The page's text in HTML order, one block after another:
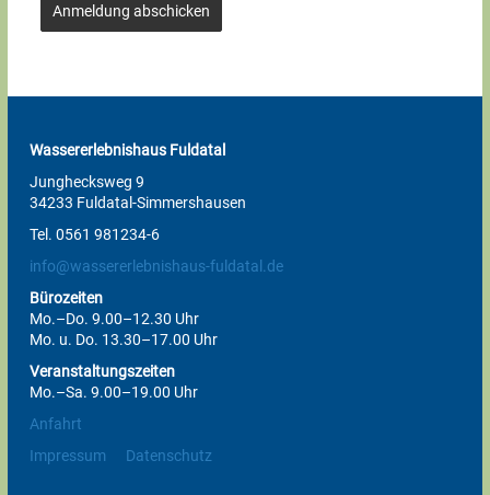
Anmeldung abschicken
Wassererlebnishaus Fuldatal
Junghecksweg 9
34233 Fuldatal-Simmershausen
Tel. 0561 981234-6
info@wassererlebnishaus-fuldatal.de
Bürozeiten
Mo.–Do. 9.00–12.30 Uhr
Mo. u. Do. 13.30–17.00 Uhr
Veranstaltungszeiten
Mo.–Sa. 9.00–19.00 Uhr
Anfahrt
Impressum
Datenschutz